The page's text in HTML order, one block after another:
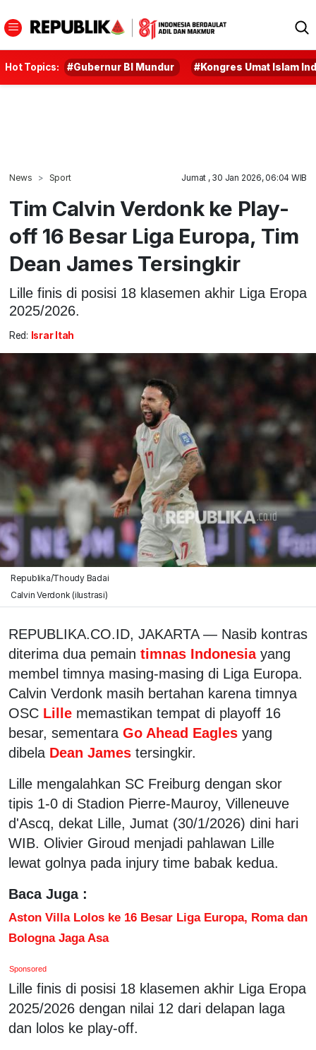
Hot Topics: #Gubernur BI Mundur #Kongres Umat Islam
News Sport Jumat , 30 Jan 2026, 06:04 WIB
Tim Calvin Verdonk ke Play-
off 16 Besar Liga Europa, Tim
Dean James Tersingkir
Lille finis di posisi 18 klasemen akhir Liga Eropa
2025/2026.
Red: Israr Itah
Republika/Thoudy Badai
Calvin Verdonk (ilustrasi)
REPUBLIKA.CO.ID, JAKARTA — Nasib kontras
diterima dua pemain timnas Indonesia yang
membel timnya masing-masing di Liga Europa.
Calvin Verdonk masih bertahan karena timnya
OSC Lille memastikan tempat di playoff 16
besar, sementara Go Ahead Eagles yang
dibela Dean James tersingkir.
Lille mengalahkan SC Freiburg dengan skor
tipis 1-0 di Stadion Pierre-Mauroy, Villeneuve
d'Ascq, dekat Lille, Jumat (30/1/2026) dini hari
WIB. Olivier Giroud menjadi pahlawan Lille
lewat golnya pada injury time babak kedua.
Baca Juga :
Aston Villa Lolos ke 16 Besar Liga Europa, Roma dan
Bologna Jaga Asa
Sponsored
Lille finis di posisi 18 klasemen akhir Liga Eropa
2025/2026 dengan nilai 12 dari delapan laga
dan lolos ke play-off.